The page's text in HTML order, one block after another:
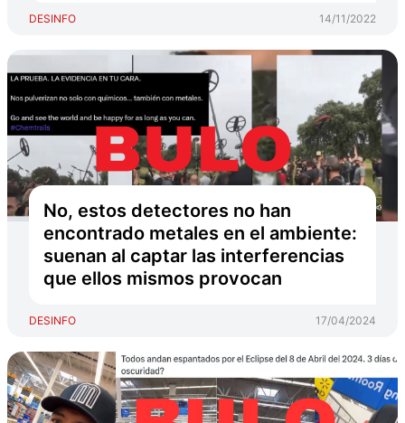
DESINFO 14/11/2022
No, estos detectores no han
encontrado metales en el ambiente:
suenan al captar las interferencias
que ellos mismos provocan
DESINFO 17/04/2024